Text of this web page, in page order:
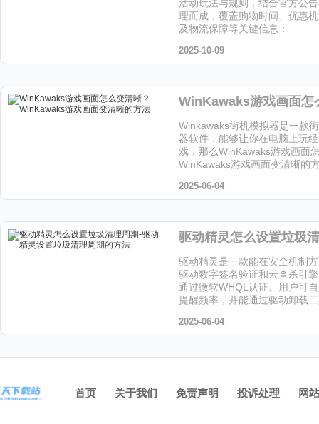
活动玩法与规则，结合官方公
理而成，覆盖购物时间、优惠
及物流保障等关键信息：
2025-10-09
Winkawaks街机模拟器是一款
器软件，能够让你在电脑上玩
戏，那么WinKawaks游戏画面
WinKawaks游戏画面变清晰的
2025-06-04
驱动精灵是一款能在安全机制
驱动数字签名验证和云查杀引
通过微软WHQL认证。用户可
提醒频率，并能通过驱动卸载
站下载吧！
2025-06-04
首页 关于我们 免责声明 投诉处理 网